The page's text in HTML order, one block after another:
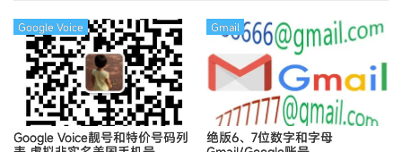
Google Voice靓号和特价号码列
Google Voice
绝版6、7位数字和字母
Gmail